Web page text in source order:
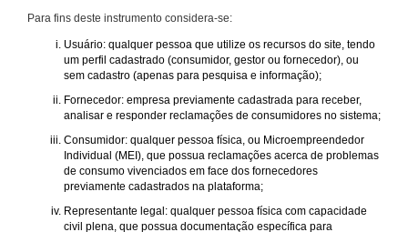
Para fins deste instrumento considera-se:
Usuário: qualquer pessoa que utilize os recursos do site, tendo
um perfil cadastrado (consumidor, gestor ou fornecedor), ou
sem cadastro (apenas para pesquisa e informação);
Fornecedor: empresa previamente cadastrada para receber,
analisar e responder reclamações de consumidores no sistema;
Consumidor: qualquer pessoa física, ou Microempreendedor
Individual (MEI), que possua reclamações acerca de problemas
de consumo vivenciados em face dos fornecedores
previamente cadastrados na plataforma;
Representante legal: qualquer pessoa física com capacidade
civil plena, que possua documentação específica para